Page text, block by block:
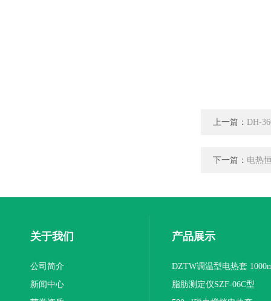
上一篇： DH-
下一篇： 电热
关于我们
公司简介
新闻中心
产品展示
DZTW调温型电热套
联
脂肪测定仪SZF-06C型